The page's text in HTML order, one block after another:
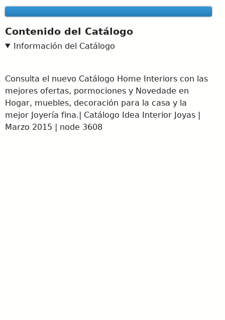
Contenido del Catálogo
Información del Catálogo
Consulta el nuevo Catálogo Home Interiors con las
mejores ofertas, pormociones y Novedade en
Hogar, muebles, decoración para la casa y la
mejor Joyería fina.| Catálogo Idea Interior Joyas |
Marzo 2015 | node 3608